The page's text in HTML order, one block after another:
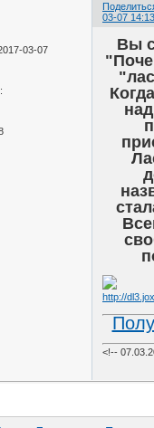
03-07
03-07
Вы
<!--